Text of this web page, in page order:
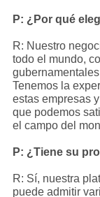
P: ¿Por qué
R: Nuestro
todo el mundo,
Tenemos la
estas empresas
que podemos
el campo del
P: ¿Tiene su
R: Sí, nuestra
puede admitir